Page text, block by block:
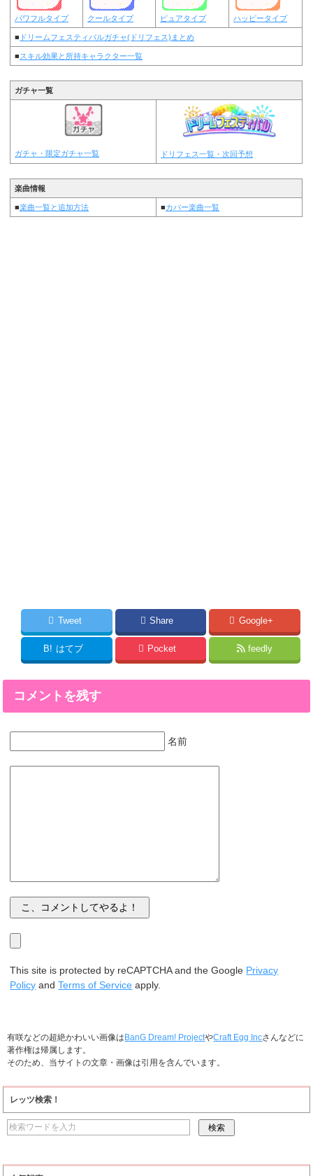
パワフルタイプ クールタイプ ピュアタイプ ハッピータイプ
■ ドリームフェスティバルガチャ(ドリフェス)まとめ
■スキル効果と所持キャラクター一覧
ガチャ一覧
ガチャ・限定ガチャ一覧 ドリフェス一覧・次回予想
楽曲情報
■楽曲一覧と追加方法 ■カバー楽曲一覧
Tweet Share Google+
B! はてブ Pocket feedly
コメントを残す
名前
This site is protected by reCAPTCHA and the Google Privacy
Policy andTerms of Service apply.
有咲などの超絶かわいい画像はBanG Dream! ProjectやCraft Egg Incさんなどに
著作権は帰属します。
そのため、当サイトの文章・画像は引用を含んでいます。
レッツ検索！